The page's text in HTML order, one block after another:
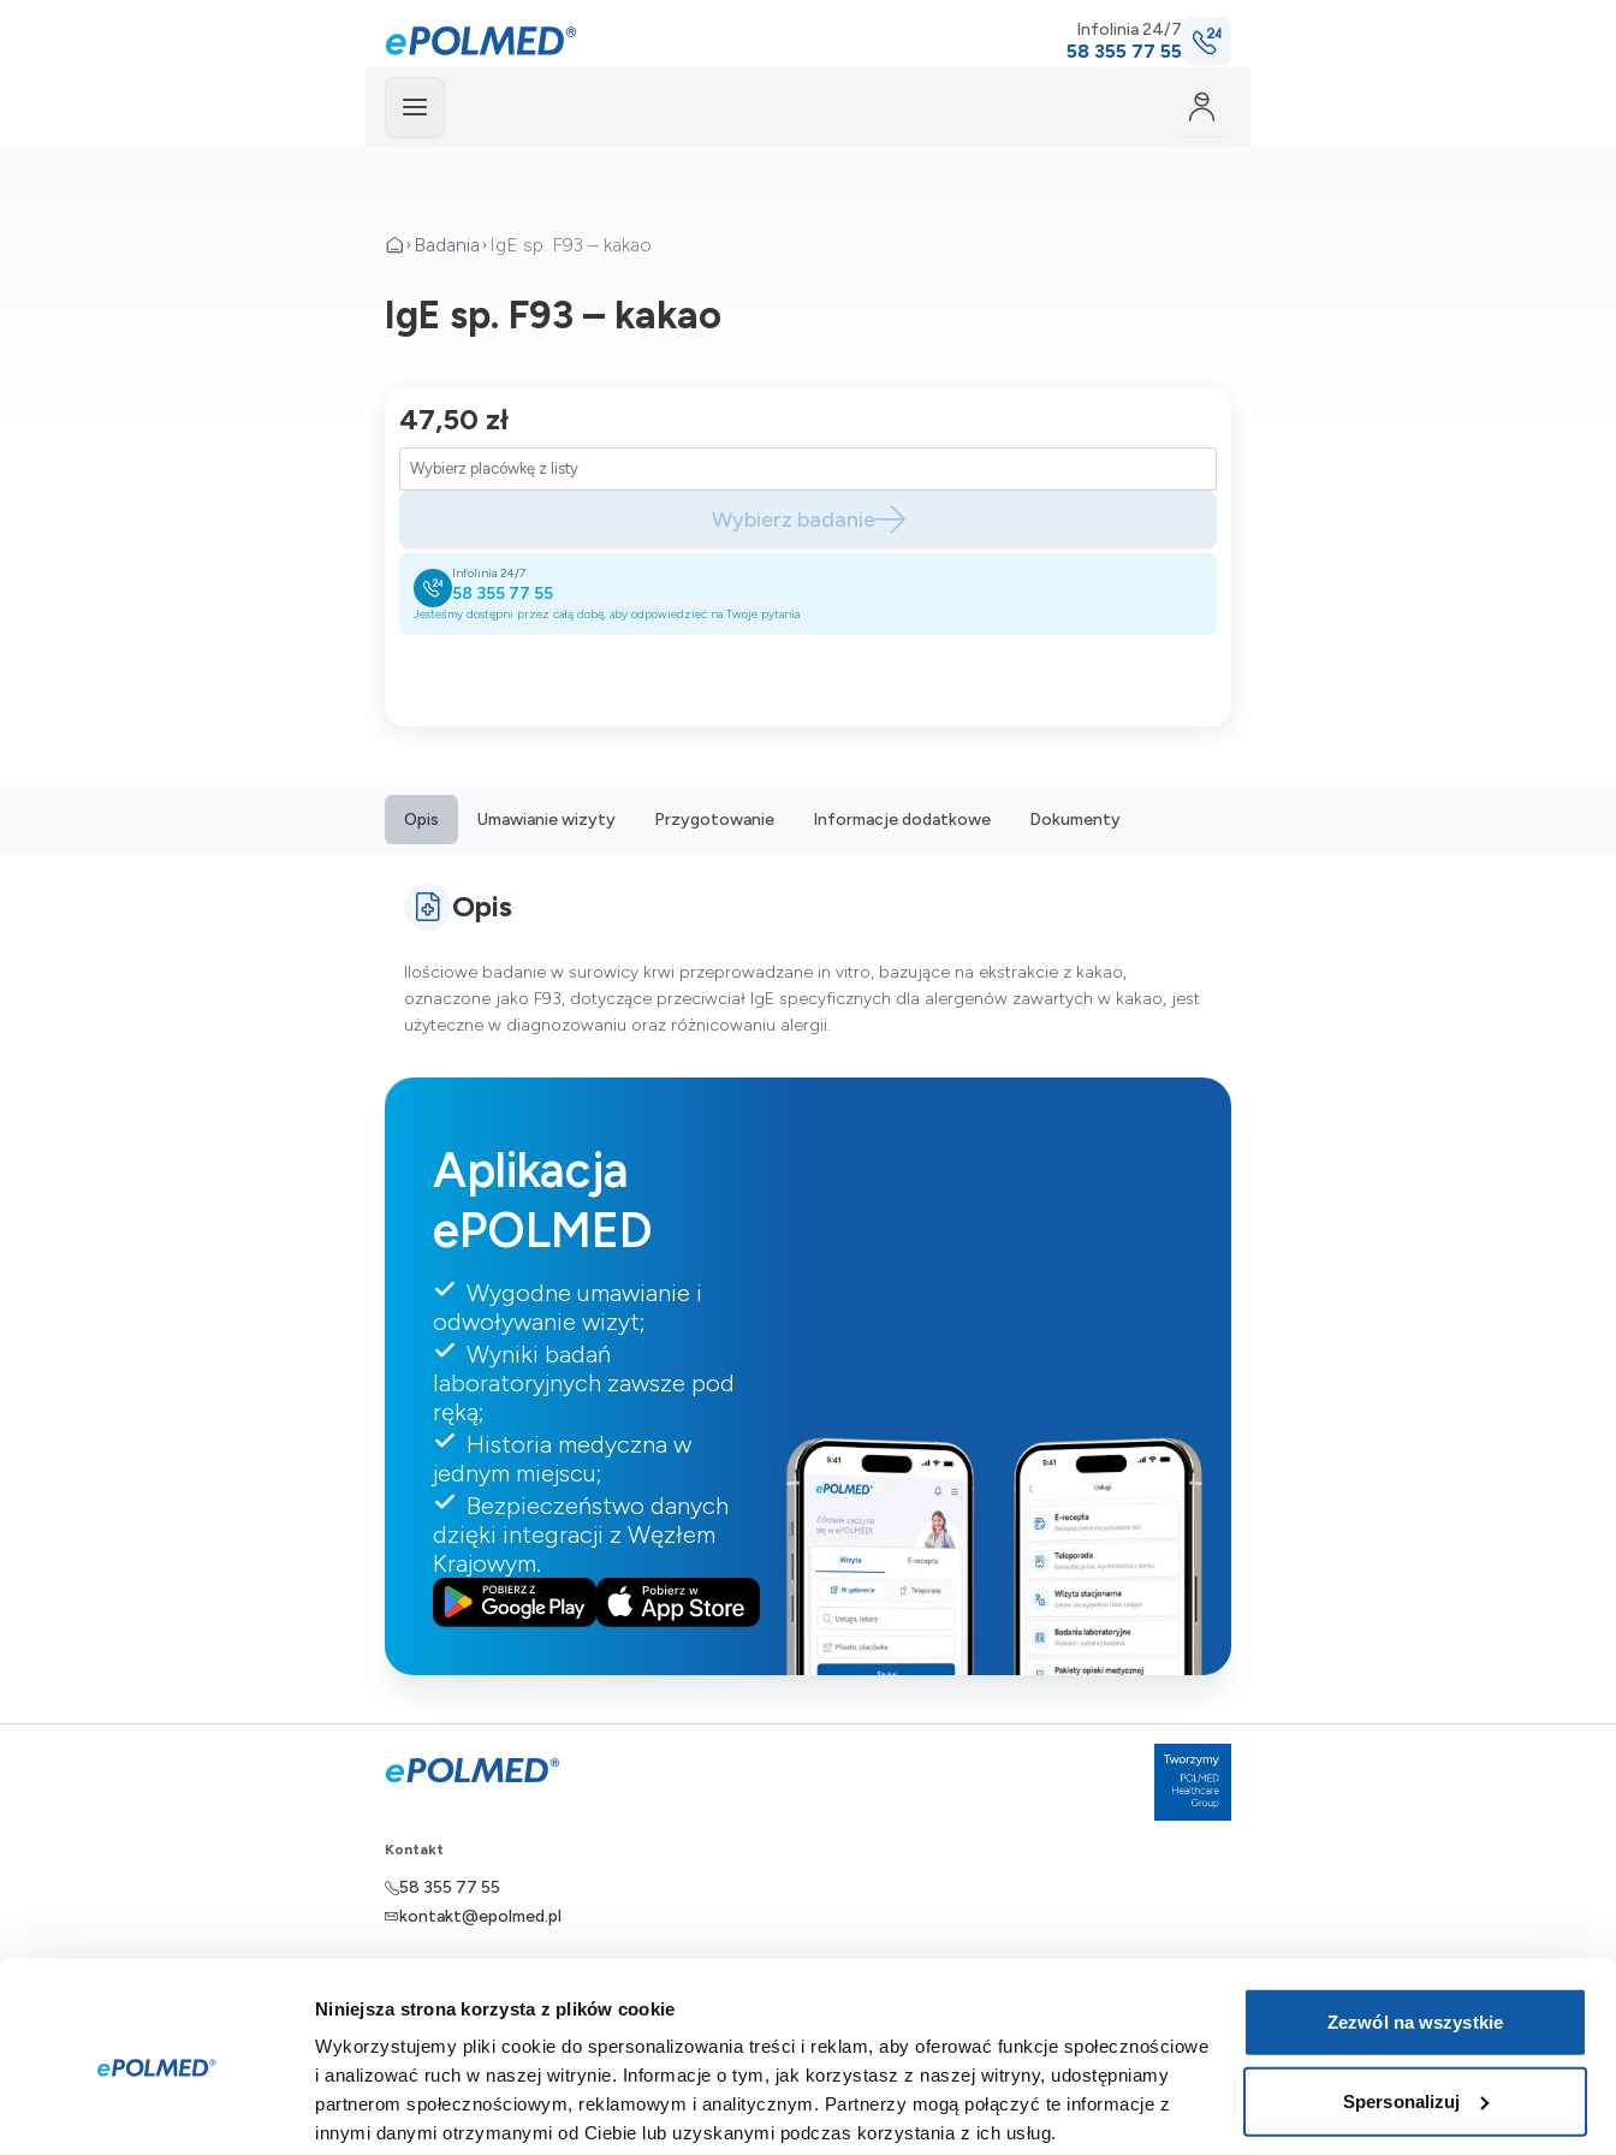
Niniejsza strona korzysta z plików cookie
Wykorzystujemy pliki cookie do spersonalizowania treści i reklam, aby oferować funkcje społecznościowe
i analizować ruch w naszej witrynie. Informacje o tym, jak korzystasz z naszej witryny, udostępniamy
partnerom społecznościowym, reklamowym i analitycznym. Partnerzy mogą połączyć te informacje z
innymi danymi otrzymanymi od Ciebie lub uzyskanymi podczas korzystania z ich usług.
Zezwól na wszystkie
Spersonalizuj
Infolinia 24/7
58 355 77 55
Badania IgE sp. F93 – kakao
IgE sp. F93 – kakao
47,50 zł
Wybierz badanie
Infolinia 24/7
58 355 77 55
Jesteśmy dostępni przez całą dobę, aby odpowiedzieć na Twoje pytania
Opis Umawianie wizyty Przygotowanie Informacje dodatkowe Dokumenty
Opis
Ilościowe badanie w surowicy krwi przeprowadzane in vitro, bazujące na ekstrakcie z kakao,
oznaczone jako F93, dotyczące przeciwciał IgE specyficznych dla alergenów zawartych w kakao, jest
użyteczne w diagnozowaniu oraz różnicowaniu alergii.
Aplikacja
ePOLMED
Wygodne umawianie i
odwoływanie wizyt;
Wyniki badań
laboratoryjnych zawsze pod
ręką;
Historia medyczna w
jednym miejscu;
Bezpieczeństwo danych
dzięki integracji z Węzłem
Krajowym.
Kontakt
58 355 77 55
kontakt@epolmed.pl